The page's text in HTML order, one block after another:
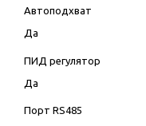
Автоподхват
Да
ПИД регулятор
Да
Порт RS485